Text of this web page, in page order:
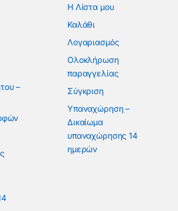
–
Η Λίστα μου
Καλάθι
Λογαριασμός
Ολοκλήρωση
παραγγελίας
Σύγκριση
Υπαναχώρηση –
Δικαίωμα
υπαναχώρησης 14
ημερών